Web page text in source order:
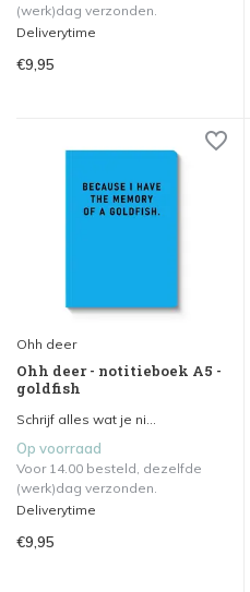
(werk)dag verzonden.
Deliverytime
€9,95
Ohh deer
Ohh deer - notitieboek A5 -
goldfish
Schrijf alles wat je ni...
Op voorraad
Voor 14.00 besteld, dezelfde
(werk)dag verzonden.
Deliverytime
€9,95